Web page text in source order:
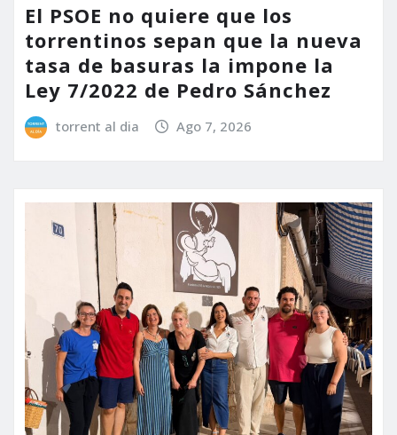
El PSOE no quiere que los
torrentinos sepan que la nueva
tasa de basuras la impone la
Ley 7/2022 de Pedro Sánchez
torrent al dia Ago 7, 2026